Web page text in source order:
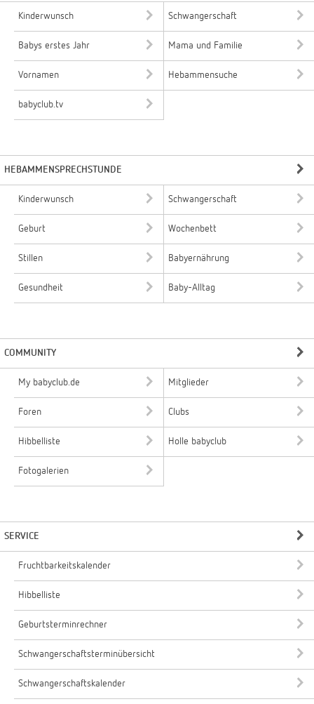
Kinderwunsch Schwangerschaft
Babys erstes Jahr Mama und Familie
Vornamen Hebammensuche
babyclub.tv
HEBAMMENSPRECHSTUNDE
Kinderwunsch Schwangerschaft
Geburt Wochenbett
Stillen Babyernährung
Gesundheit Baby-Alltag
COMMUNITY
My babyclub.de Mitglieder
Foren Clubs
Hibbelliste Holle babyclub
Fotogalerien
SERVICE
Fruchtbarkeitskalender
Hibbelliste
Geburtsterminrechner
Schwangerschaftsterminübersicht
Schwangerschaftskalender